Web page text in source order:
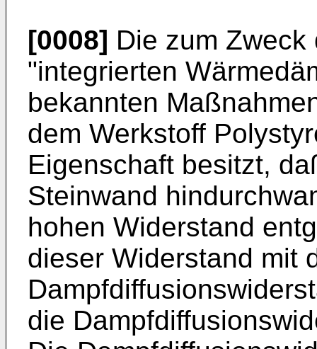
[0008] Die zum
"integrierten
bekannten
dem Werkstoff
Eigenschaft besitzt,
Steinwand
hohen Widerstand
dieser Widerstand mit
die